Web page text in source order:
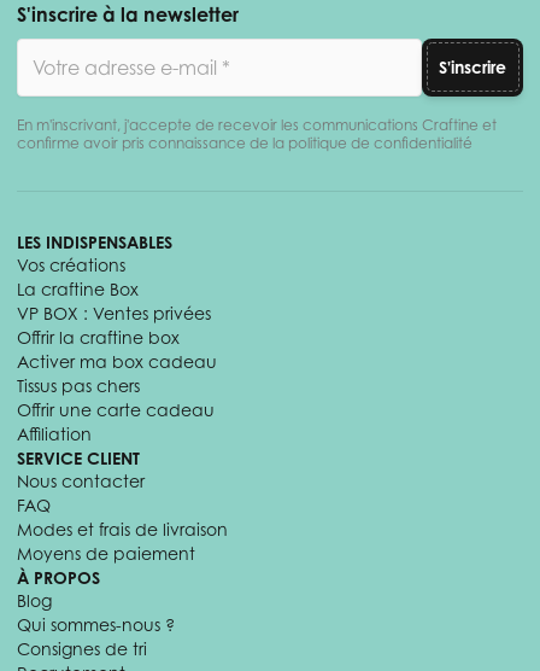
S'inscrire à la newsletter
S'inscrire
En m'inscrivant, j'accepte de recevoir les communications Craftine et
confirme avoir pris connaissance de la politique de confidentialité
LES INDISPENSABLES
Vos créations
La craftine Box
VP BOX : Ventes privées
Offrir la craftine box
Activer ma box cadeau
Tissus pas chers
Offrir une carte cadeau
Affiliation
SERVICE CLIENT
Nous contacter
FAQ
Modes et frais de livraison
Moyens de paiement
À PROPOS
Blog
Qui sommes-nous ?
Consignes de tri